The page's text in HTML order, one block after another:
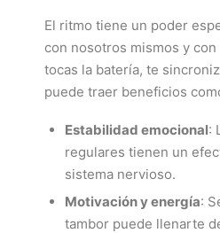
El ritmo tiene un poder
con nosotros mismos y
tocas la batería, te
puede traer beneficios
Estabilidad emocional:
regulares tienen un
sistema nervioso.
Motivación y energía:
tambor puede llenarte